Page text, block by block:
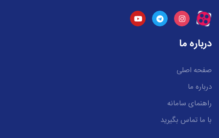
درباره ما
صفحه اصلی
درباره ما
راهنمای سامانه
با ما تماس بگیرید